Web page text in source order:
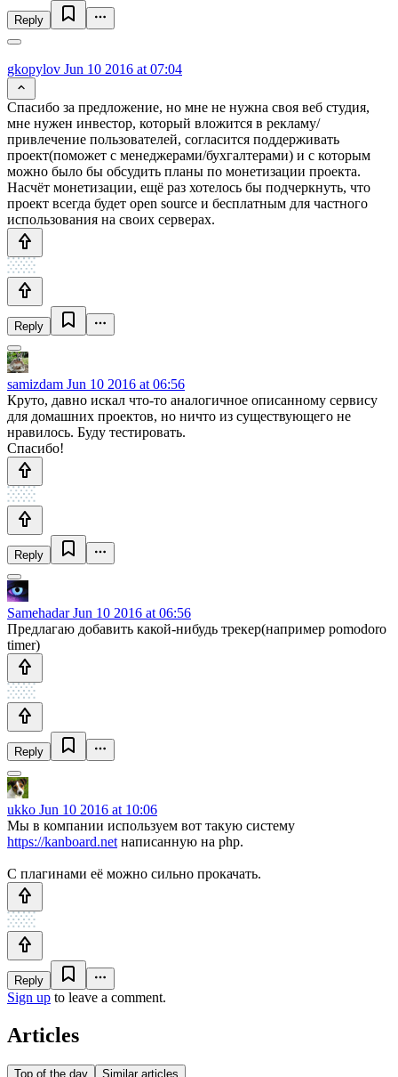
Reply
gkopylov Jun 10 2016 at 07:04
Спасибо за предложение, но мне не нужна своя веб студия,
мне нужен инвестор, который вложится в рекламу/
привлечение пользователей, согласится поддерживать
проект(поможет с менеджерами/бухгалтерами) и с которым
можно было бы обсудить планы по монетизации проекта.
Насчёт монетизации, ещё раз хотелось бы подчеркнуть, что
проект всегда будет open source и бесплатным для частного
использования на своих серверах.
Reply
samizdam Jun 10 2016 at 06:56
Круто, давно искал что-то аналогичное описанному сервису
для домашних проектов, но ничто из существующего не
нравилось. Буду тестировать.
Спасибо!
Reply
SamehadarJun 10 2016 at 06:56
Предлагаю добавить какой-нибудь трекер(например pomodoro
timer)
Reply
ukko Jun 10 2016 at 10:06
Мы в компании используем вот такую систему
https://kanboard.net написанную на php.
С плагинами её можно сильно прокачать.
Reply
Sign up to leave a comment.
Articles
Top of the day Similar articles